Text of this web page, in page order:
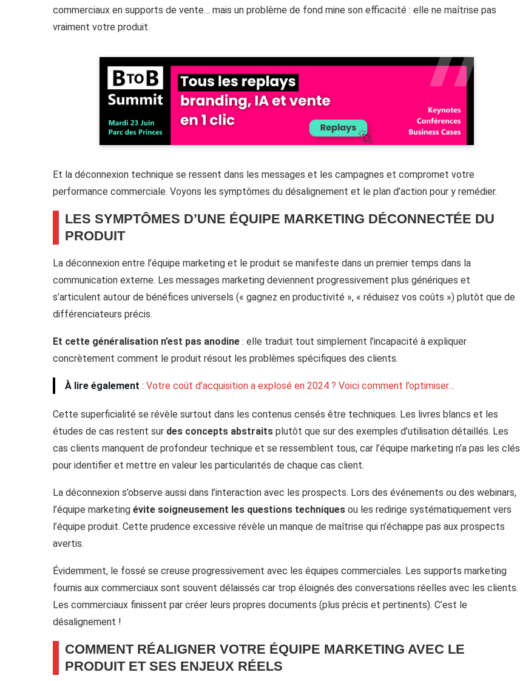
commerciaux en supports de vente… mais un problème de fond mine son efficacité : elle ne maîtrise pas
vraiment votre produit.
Et la déconnexion technique se ressent dans les messages et les campagnes et compromet votre
performance commerciale. Voyons les symptômes du désalignement et le plan d’action pour y remédier.
LES SYMPTÔMES D’UNE ÉQUIPE MARKETING DÉCONNECTÉE DU
PRODUIT
La déconnexion entre l’équipe marketing et le produit se manifeste dans un premier temps dans la
communication externe. Les messages marketing deviennent progressivement plus génériques et
s’articulent autour de bénéfices universels (« gagnez en productivité », « réduisez vos coûts ») plutôt que de
différenciateurs précis.
Et cette généralisation n’est pas anodine : elle traduit tout simplement l’incapacité à expliquer
concrètement comment le produit résout les problèmes spécifiques des clients.
À lire également : Votre coût d’acquisition a explosé en 2024 ? Voici comment l’optimiser…
Cette superficialité se révèle surtout dans les contenus censés être techniques. Les livres blancs et les
études de cas restent sur des concepts abstraits plutôt que sur des exemples d’utilisation détaillés. Les
cas clients manquent de profondeur technique et se ressemblent tous, car l’équipe marketing n’a pas les clés
pour identifier et mettre en valeur les particularités de chaque cas client.
La déconnexion s’observe aussi dans l’interaction avec les prospects. Lors des événements ou des webinars,
l’équipe marketing évite soigneusement les questions techniques ou les redirige systématiquement vers
l’équipe produit. Cette prudence excessive révèle un manque de maîtrise qui n’échappe pas aux prospects
avertis.
Évidemment, le fossé se creuse progressivement avec les équipes commerciales. Les supports marketing
fournis aux commerciaux sont souvent délaissés car trop éloignés des conversations réelles avec les clients.
Les commerciaux finissent par créer leurs propres documents (plus précis et pertinents). C’est le
désalignement !
COMMENT RÉALIGNER VOTRE ÉQUIPE MARKETING AVEC LE
PRODUIT ET SES ENJEUX RÉELS